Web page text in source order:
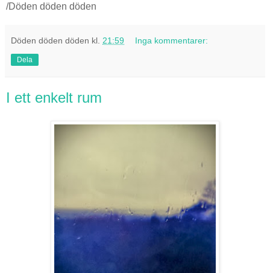
/Döden döden döden
Döden döden döden kl. 21:59 Inga kommentarer:
Dela
I ett enkelt rum